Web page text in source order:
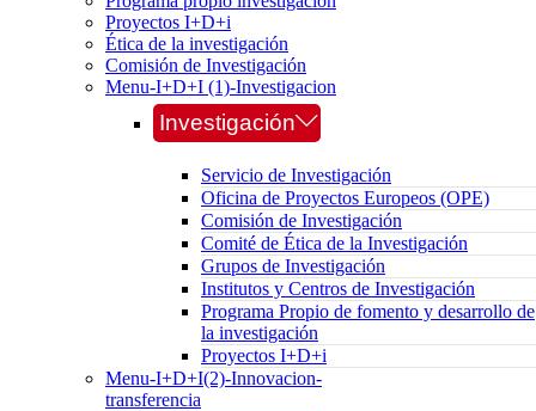
Proyectos I+D+i
Ética de la investigación
Comisión de Investigación
Menu-I+D+I (1)-Investigacion
Investigación
Servicio de Investigación
Oficina de Proyectos Europeos (OPE)
Comisión de Investigación
Comité de Ética de la Investigación
Grupos de Investigación
Institutos y Centros de Investigación
Programa Propio de fomento y desarrollo de
la investigación
Proyectos I+D+i
Menu-I+D+I(2)-Innovacion-
transferencia